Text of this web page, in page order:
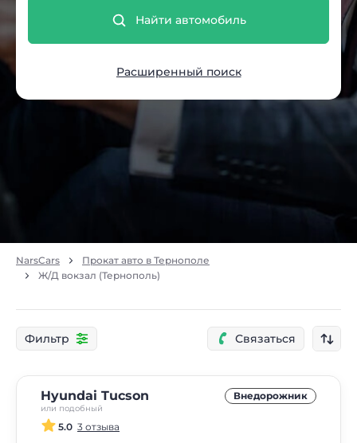
Найти автомобиль
Расширенный поиск
NarsCars
Прокат авто в Тернополе
Ж/Д вокзал (Тернополь)
Фильтр Связаться
Hyundai Tucson
или подобный
Внедорожник
5.0 3 отзыва